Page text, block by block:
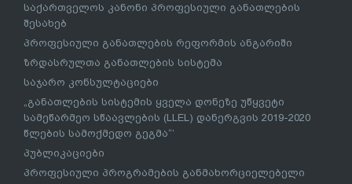
საქართველოს კანონი პროფესიული განათლების
შესახებ
პროფესიული განათლების რეფორმის ანგარიში
ზრდასრულთა განათლების სისტემა
საჯარო კონსულტაციები
„განათლების სისტემის ყველა დონეზე უწყვეტი
სამეწარმეო სწაავლების (LLEL) დანერგვის 2019-2020
წლების სამოქმედო გეგმა“’
პუბლიკაციები
პროფესიული პროგრამების განმახორციელებელი